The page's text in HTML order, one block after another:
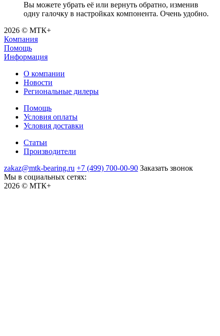
Вы можете убрать её или вернуть обратно, изменив
одну галочку в настройках компонента. Очень удобно.
2026 © МТК+
Компания
Помощь
Информация
О компании
Новости
Региональные дилеры
Помощь
Условия оплаты
Условия доставки
Статьи
Производители
zakaz@mtk-bearing.ru +7 (499) 700-00-90 Заказать звонок
Мы в социальных сетях:
2026 © МТК+